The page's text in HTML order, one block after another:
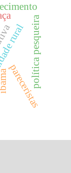
pareceristas
política pesqueira